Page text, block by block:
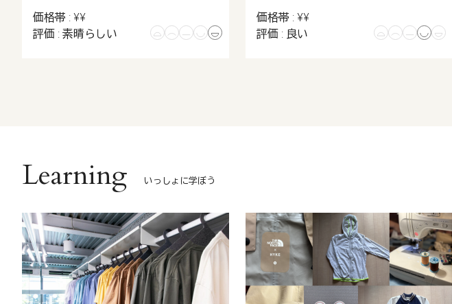
価格帯 : ¥¥
評価 : 素晴らしい
価格帯 : ¥¥
評価 : 良い
Learning いっしょに学ぼう